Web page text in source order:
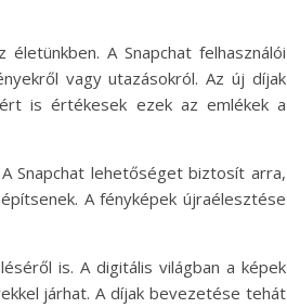
A Snapchat felhasználói
vagy utazásokról. Az új díjak
is értékesek ezek az emlékek a
Snapchat lehetőséget biztosít arra,
A fényképek újraélesztése
is. A digitális világban a képek
járhat. A díjak bevezetése tehát